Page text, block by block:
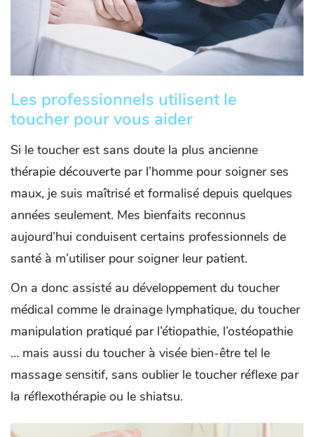
Les professionnels utilisent le
toucher pour vous aider
Si le toucher est sans doute la plus ancienne
thérapie découverte par l’homme pour soigner ses
maux, je suis maîtrisé et formalisé depuis quelques
années seulement. Mes bienfaits reconnus
aujourd’hui conduisent certains professionnels de
santé à m’utiliser pour soigner leur patient.
On a donc assisté au développement du toucher
médical comme le drainage lymphatique, du toucher
manipulation pratiqué par l’étiopathie, l’ostéopathie
… mais aussi du toucher à visée bien-être tel le
massage sensitif, sans oublier le toucher réflexe par
la réflexothérapie ou le shiatsu.